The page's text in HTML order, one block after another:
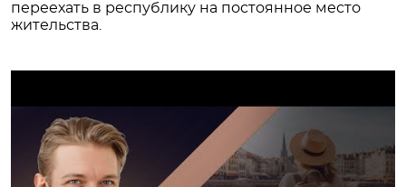
переехать в республику на постоянное место
жительства.